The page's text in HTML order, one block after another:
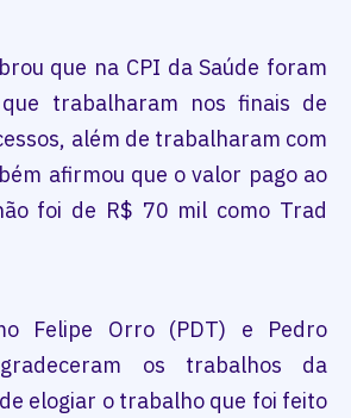
que na CPI da Saúde foram
trabalharam nos finais de
além de trabalharam com
afirmou que o valor pago ao
foi de R$ 70 mil como Trad
Felipe Orro (PDT) e Pedro
os trabalhos da
elogiar o trabalho que foi feito